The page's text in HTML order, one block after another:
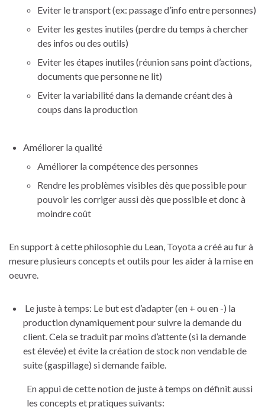
Eviter le transport (ex: passage d’info entre personnes)
Eviter les gestes inutiles (perdre du temps à chercher
des infos ou des outils)
Eviter les étapes inutiles (réunion sans point d’actions,
documents que personne ne lit)
Eviter la variabilité dans la demande créant des à
coups dans la production
Améliorer la qualité
Améliorer la compétence des personnes
Rendre les problèmes visibles dès que possible pour
pouvoir les corriger aussi dès que possible et donc à
moindre coût
En support à cette philosophie du Lean, Toyota a créé au fur à
mesure plusieurs concepts et outils pour les aider à la mise en
oeuvre.
Le juste à temps: Le but est d’adapter (en + ou en -) la
production dynamiquement pour suivre la demande du
client. Cela se traduit par moins d’attente (si la demande
est élevée) et évite la création de stock non vendable de
suite (gaspillage) si demande faible.
En appui de cette notion de juste à temps on définit aussi
les concepts et pratiques suivants: